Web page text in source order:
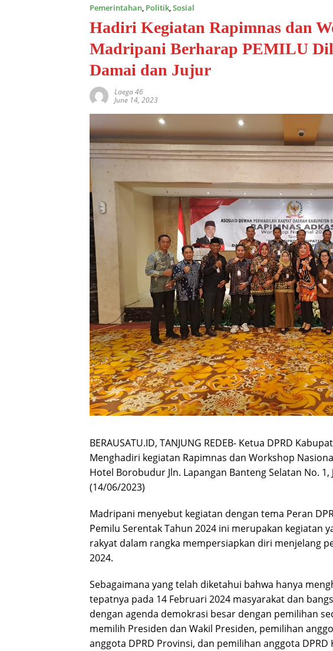
Pemerintahan, Politik,Sosial
Hadiri Kegiatan Rapimnas dan
Madripani Berharap PEMILU
Damai dan Jujur
Laega 46
June 14, 2023
BERAUSATU.ID, TANJUNG REDEB- Ketua DPRD
Menghadiri kegiatan Rapimnas dan Workshop
Hotel Borobudur Jln. Lapangan Banteng Selatan No. 1,
(14/06/2023)
Madripani menyebut kegiatan dengan tema Peran
Pemilu Serentak Tahun 2024 ini merupakan kegiatan
rakyat dalam rangka mempersiapkan diri menjelang
2024.
Sebagaimana yang telah diketahui bahwa hanya
tepatnya pada 14 Februari 2024 masyarakat dan
dengan agenda demokrasi besar dengan pemilihan
memilih Presiden dan Wakil Presiden, pemilihan
anggota DPRD Provinsi, dan pemilihan anggota